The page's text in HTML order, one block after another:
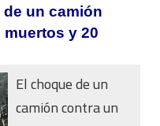
un camión
y 20
El choque de un
camión contra un